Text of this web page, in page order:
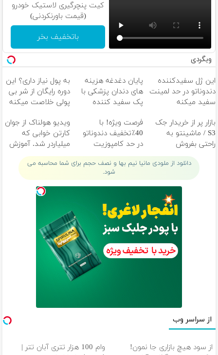
کیت پنچرگیری لاستیک خودرو
(قیمت باورنکردنی)
باتخفیف بخر
وبگردی
این ژل سفیدکننده
دندوناتو در حد لمینت
سفید میکنه
پایان دغدغه هزینه
های دندان پزشکی با
پک سفید کننده
به پول نیاز داری؟ این
دوره رایگان از شر بی
پولی خلاصت میکنه
بازار پر از خریدار جک
S3 / ماشینتو به
راحتی بفروش
فرصت ویژه! با
40٪تخفیف دندوناتو
در حد کامپوزیت
سفید کن
ویدیو هولناک از جوان
کارتن خوابی که
میلیاردر شد. آموزش
رایگان
دانلود از ملودی مانیا نیم بها و نصف حجم برای شما محاسبه می
شود.
از سراسر وب
از سود هیچ بازاری جا نمون!
وام 100 هزار تتری آبان تتر |